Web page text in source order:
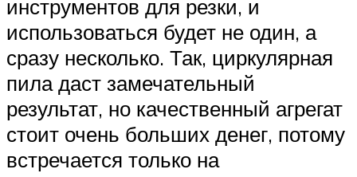
инструментов для резки, и
использоваться будет не один, а
сразу несколько. Так, циркулярная
пила даст замечательный
результат, но качественный агрегат
стоит очень больших денег, потому
встречается только на